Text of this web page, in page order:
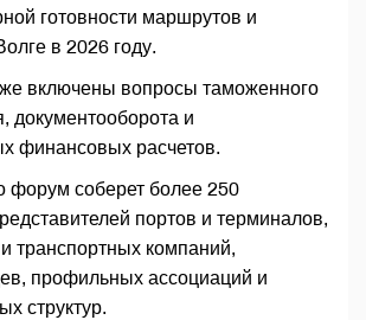
готовности маршрутов и
в 2026 году.
включены вопросы таможенного
документооборота и
финансовых расчетов.
форум соберет более 250
портов и терминалов,
и транспортных компаний,
профильных ассоциаций и
структур.